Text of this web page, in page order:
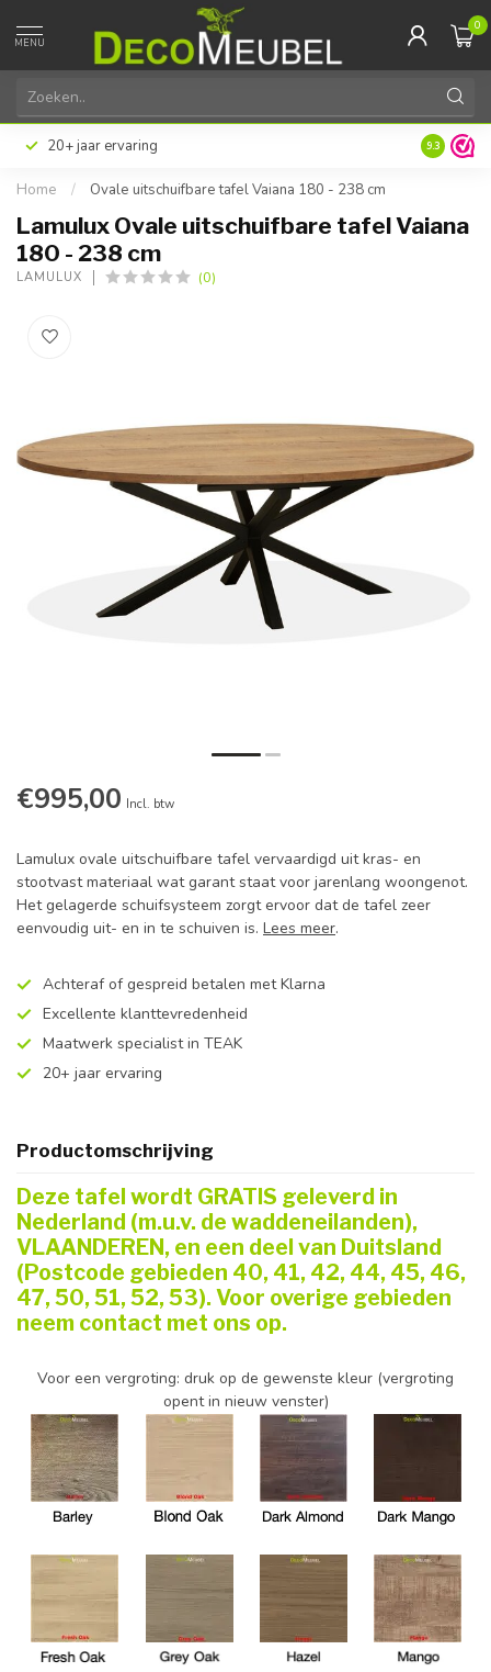
MENU
0
20+ jaar ervaring 9.3
Home / Ovale uitschuifbare tafel Vaiana 180 - 238 cm
Lamulux Ovale uitschuifbare tafel Vaiana
180 - 238 cm
LAMULUX (0)
€995,00 Incl. btw
Lamulux ovale uitschuifbare tafel vervaardigd uit kras- en
stootvast materiaal wat garant staat voor jarenlang woongenot.
Het gelagerde schuifsysteem zorgt ervoor dat de tafel zeer
eenvoudig uit- en in te schuiven is. Lees meer.
Achteraf of gespreid betalen met Klarna
Excellente klanttevredenheid
Maatwerk specialist in TEAK
20+ jaar ervaring
Productomschrijving
Deze tafel wordt GRATIS geleverd in
Nederland (m.u.v. de waddeneilanden),
VLAANDEREN, en een deel van Duitsland
(Postcode gebieden 40, 41, 42, 44, 45, 46,
47, 50, 51, 52, 53). Voor overige gebieden
neem contact met ons op.
Voor een vergroting: druk op de gewenste kleur (vergroting
opent in nieuw venster)